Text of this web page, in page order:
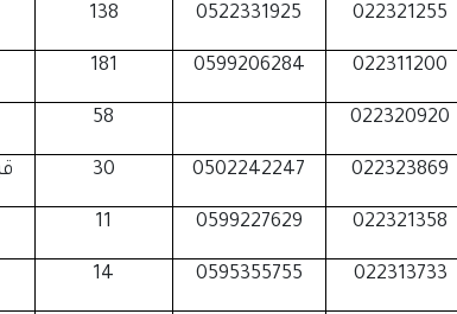
022321255
0522331925
138
022311200
0599206284
181
022320920
58
022323869
0502242247
30
022321358
0599227629
11
022313733
0595355755
14